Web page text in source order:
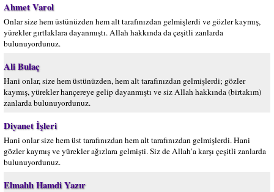
Ahmet Varol
Onlar size hem üstünüzden hem alt tarafınızdan gelmişlerdi ve gözler kaymış,
yürekler gırtlaklara dayanmıştı. Allah hakkında da çeşitli zanlarda
bulunuyordunuz.
Ali Bulaç
Hani onlar, size hem üstünüzden, hem alt tarafınızdan gelmişlerdi; gözler
kaymış, yürekler hançereye gelip dayanmıştı ve siz Allah hakkında (birtakım)
zanlarda bulunuyordunuz.
Diyanet İşleri
Hani onlar size hem üst tarafınızdan hem alt tarafınızdan gelmişlerdi. Hani
gözler kaymış ve yürekler ağızlara gelmişti. Siz de Allah’a karşı çeşitli zanlarda
bulunuyordunuz.
Elmalılı Hamdi Yazır